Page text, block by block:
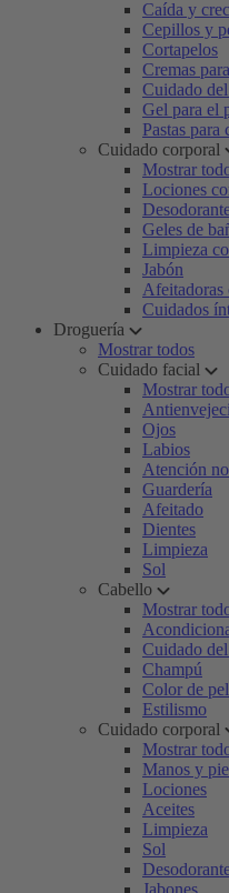
Caída y
Cepillos y
Cortapelos
Cremas
Cuidado
Gel para el
Pastas para
Cuidado corporal
Mostrar
Lociones
Geles de
Limpieza
Jabón
Afeitadoras
Cuidados
Droguería
Mostrar todos
Cuidado facial
Mostrar
Ojos
Labios
Atención
Guardería
Afeitado
Dientes
Limpieza
Sol
Cabello
Mostrar
Cuidado
Champú
Color de
Estilismo
Cuidado corporal
Mostrar
Manos y
Lociones
Aceites
Limpieza
Sol
Jabones